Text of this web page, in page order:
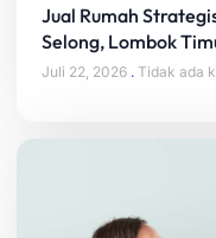
Jual Rumah
Selong, Lombok
Juli 22, 2026 Tidak ada